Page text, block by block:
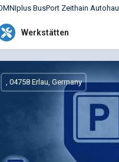
+49 3525 6205-0
Werkstätten
, 04758 Erlau, Germany